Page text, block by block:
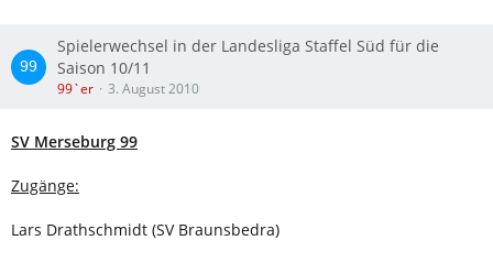
Spielerwechsel in der Landesliga Staffel Süd für die
Saison 10/11
99`er 3. August 2010
SV Merseburg 99
Zugänge:
Lars Drathschmidt (SV Braunsbedra)